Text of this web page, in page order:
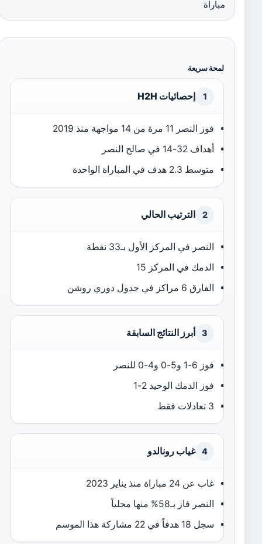
مباراة
لمحة سريعة
إحصائيات H2H
فوز النصر 11 مرة من 14 مواجهة منذ 2019
أهداف 32-14 في صالح النصر
متوسط 2.3 هدف في المباراة الواحدة
الترتيب الحالي
النصر في المركز الأول بـ33 نقطة
الدمك في المركز 15
الفارق 6 مراكز في جدول دوري روشن
أبرز النتائج السابقة
فوز 6-1 و5-0 و4-0 للنصر
فوز الدمك الوحيد 2-1
3 تعادلات فقط
غياب رونالدو
غاب عن 24 مباراة منذ يناير 2023
النصر فاز بـ58% منها محلياً
سجل 18 هدفاً في 22 مشاركة هذا الموسم